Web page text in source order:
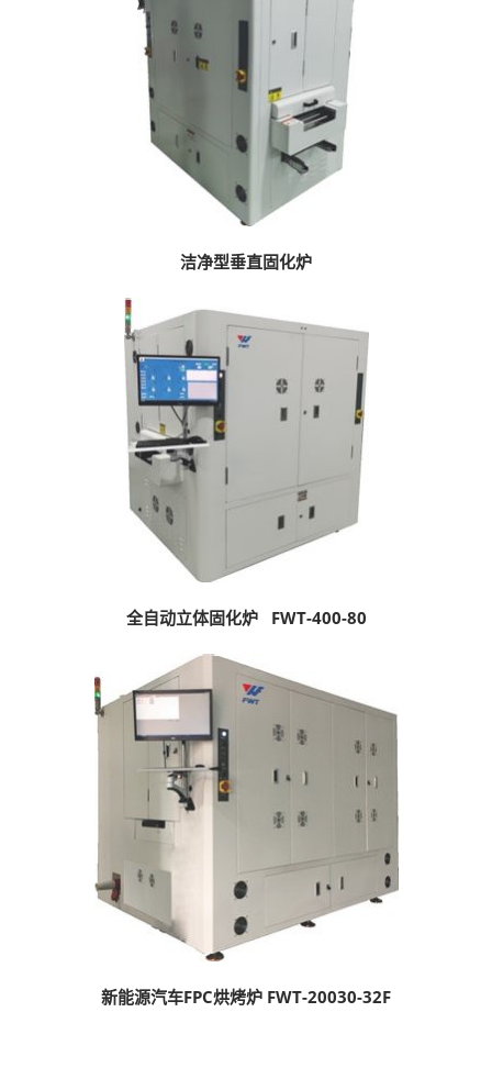
洁净型垂直固化炉
全自动立体固化炉 FWT-400-80
新能源汽车FPC烘烤炉 FWT-20030-32F